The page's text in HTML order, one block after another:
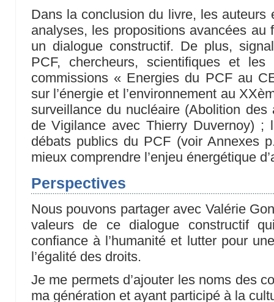
Dans la conclusion du livre, les auteurs
analyses, les propositions avancées au
un dialogue constructif. De plus,
PCF, chercheurs, scientifiques et
commissions « Energies du PCF au
sur l’énergie et l’environnement au
surveillance du nucléaire (Abolition
de Vigilance avec Thierry Duvernoy) ;
débats publics du PCF (voir Annexes
mieux comprendre l’enjeu énergétique
Perspectives
Nous pouvons partager avec Valérie
valeurs de ce dialogue constructif
confiance à l’humanité et lutter pour
l’égalité des droits.
Je me permets d’ajouter les noms des
ma génération et ayant participé à la